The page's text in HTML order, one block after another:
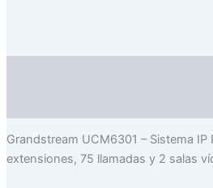
Grandstream UCM6301 – Sistema IP
extensiones, 75 llamadas y 2 salas